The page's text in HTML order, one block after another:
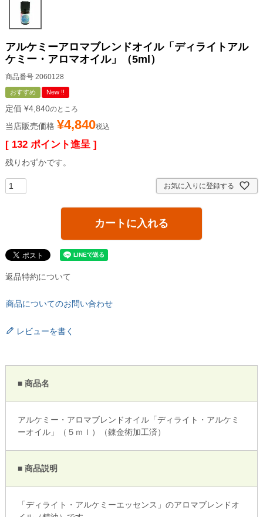
アルケミーアロマブレンドオイル「ディライトアル
ケミー・アロマオイル」（5ml）
商品番号 2060128
おすすめ New !!
定価 ¥4,840のところ
当店販売価格 ¥4,840税込
[ 132 ポイント進呈 ]
残りわずかです。
お気に入りに登録する
カートに入れる
返品特約について
商品についてのお問い合わせ
レビューを書く
■ 商品名
アルケミー・アロマブレンドオイル「ディライト・アルケミ
ーオイル」（５ｍｌ）（錬金術加工済）
■ 商品説明
「ディライト・アルケミーエッセンス」のアロマブレンドオ